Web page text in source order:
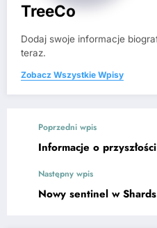
TreeCo
Dodaj swoje informacje
teraz.
Zobacz Wszystkie Wpisy
Poprzedni wpis
Informacje o
Następny wpis
Nowy sentinel w